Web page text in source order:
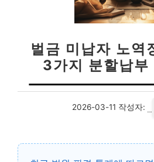
벌금 미납자 노역
3가지 분할납부
2026-03-11 작성자: